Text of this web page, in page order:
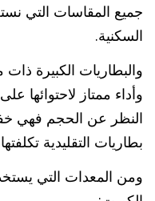
جميع المقاسات التي
السكنية.
النظر عن الحجم فهي
بطاريات التقليدية
ومن المعدات التي